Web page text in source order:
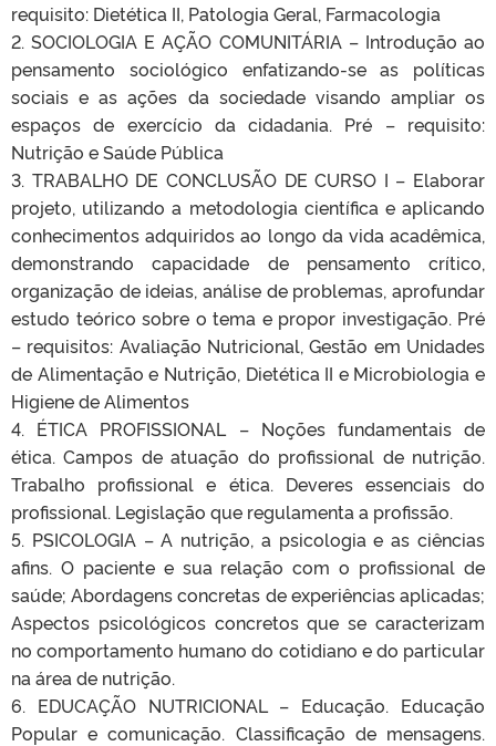
requisito: Dietética II, Patologia Geral, Farmacologia
2. SOCIOLOGIA E AÇÃO COMUNITÁRIA – Introdução ao
pensamento sociológico enfatizando-se as políticas
sociais e as ações da sociedade visando ampliar os
espaços de exercício da cidadania. Pré – requisito:
Nutrição e Saúde Pública
3. TRABALHO DE CONCLUSÃO DE CURSO I – Elaborar
projeto, utilizando a metodologia científica e aplicando
conhecimentos adquiridos ao longo da vida acadêmica,
demonstrando capacidade de pensamento crítico,
organização de ideias, análise de problemas, aprofundar
estudo teórico sobre o tema e propor investigação. Pré
– requisitos: Avaliação Nutricional, Gestão em Unidades
de Alimentação e Nutrição, Dietética II e Microbiologia e
Higiene de Alimentos
4. ÉTICA PROFISSIONAL – Noções fundamentais de
ética. Campos de atuação do profissional de nutrição.
Trabalho profissional e ética. Deveres essenciais do
profissional. Legislação que regulamenta a profissão.
5. PSICOLOGIA – A nutrição, a psicologia e as ciências
afins. O paciente e sua relação com o profissional de
saúde; Abordagens concretas de experiências aplicadas;
Aspectos psicológicos concretos que se caracterizam
no comportamento humano do cotidiano e do particular
na área de nutrição.
6. EDUCAÇÃO NUTRICIONAL – Educação. Educação
Popular e comunicação. Classificação de mensagens.